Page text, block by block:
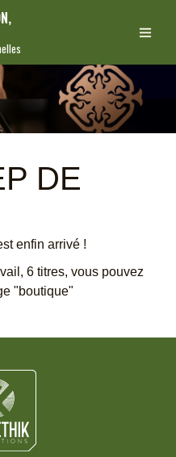
DE
enfin arrivé !
6 titres, vous pouvez
"boutique"